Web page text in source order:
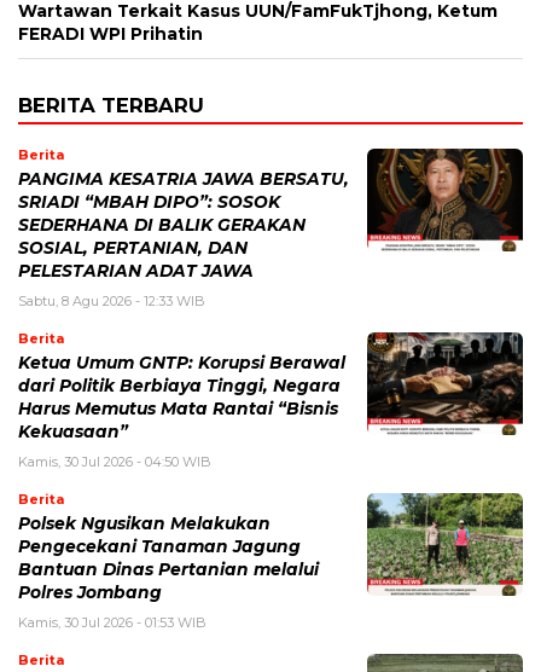
Wartawan Terkait Kasus UUN/FamFukTjhong, Ketum
FERADI WPI Prihatin
BERITA TERBARU
Berita
PANGIMA KESATRIA JAWA BERSATU,
SRIADI “MBAH DIPO”: SOSOK
SEDERHANA DI BALIK GERAKAN
SOSIAL, PERTANIAN, DAN
PELESTARIAN ADAT JAWA
Sabtu, 8 Agu 2026 - 12:33 WIB
Berita
Ketua Umum GNTP: Korupsi Berawal
dari Politik Berbiaya Tinggi, Negara
Harus Memutus Mata Rantai “Bisnis
Kekuasaan”
Kamis, 30 Jul 2026 - 04:50 WIB
Berita
Polsek Ngusikan Melakukan
Pengecekani Tanaman Jagung
Bantuan Dinas Pertanian melalui
Polres Jombang
Kamis, 30 Jul 2026 - 01:53 WIB
Berita